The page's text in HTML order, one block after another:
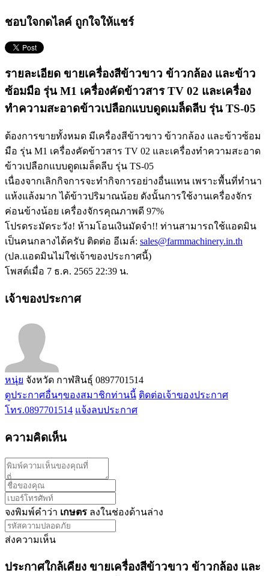
ชอบใจกดไลค์ ถูกใจให้แชร์
รายละเอียด ขายเครื่องสีข้าวขาว ข้าวกล้อง และข้าว
ซ้อมมือ รุ่น M1 เครื่องคัดข้าวสาร TV 02 และเครื่อง
ทำความสะอาดข้าวเปลือกแบบดูดเมล็ดลีบ รุ่น TS-05
ต้องการขายทั้งหมด มีเครื่องสีข้าวขาว ข้าวกล้อง และข้าวซ้อม
มือ รุ่น M1 เครื่องคัดข้าวสาร TV 02 และเครื่องทำความสะอาด
ข้าวเปลือกแบบดูดเมล็ดลีบ รุ่น TS-05
เนื่องจากเลิกกิจการจะทำกิจการอย่างอื่นแทน เพราะพื้นที่ทำนา
แห้งแล้งมาก ได้ข้าวปริมาณน้อย ดังนั้นการใช้งานเครื่องจักร
ค่อนข้างน้อย เครื่องจักรคุณภาพดี 97%
โปรดระมัดระวัง! ห้ามโอนเงินมัดจำ!! ท่านสามารถใช้แอดมิน
เป็นคนกลางได้ครับ ติดต่อ อีเมล์: sales@farmmachinery.in.th
(ปล.แอดมินไม่ใช่เจ้าของประกาศนี้)
โพสต์เมื่อ 7 ธ.ค. 2565 22:39 น.
เจ้าของประกาศ
หนุ่ย จังหวัด กาฬสินธุ์ 0897701514
ดูประกาศอื่นๆของสมาชิกท่านนี้ ติดต่อเจ้าของประกาศ
โทร.0897701514 แจ้งลบประกาศ
ความคิดเห็น
จงพิมพ์คำว่า เกษตร ลงในช่องด้านล่าง
ส่งความเห็น
ประกาศใกล้เคียง ขายเครื่องสีข้าวขาว ข้าวกล้อง และ